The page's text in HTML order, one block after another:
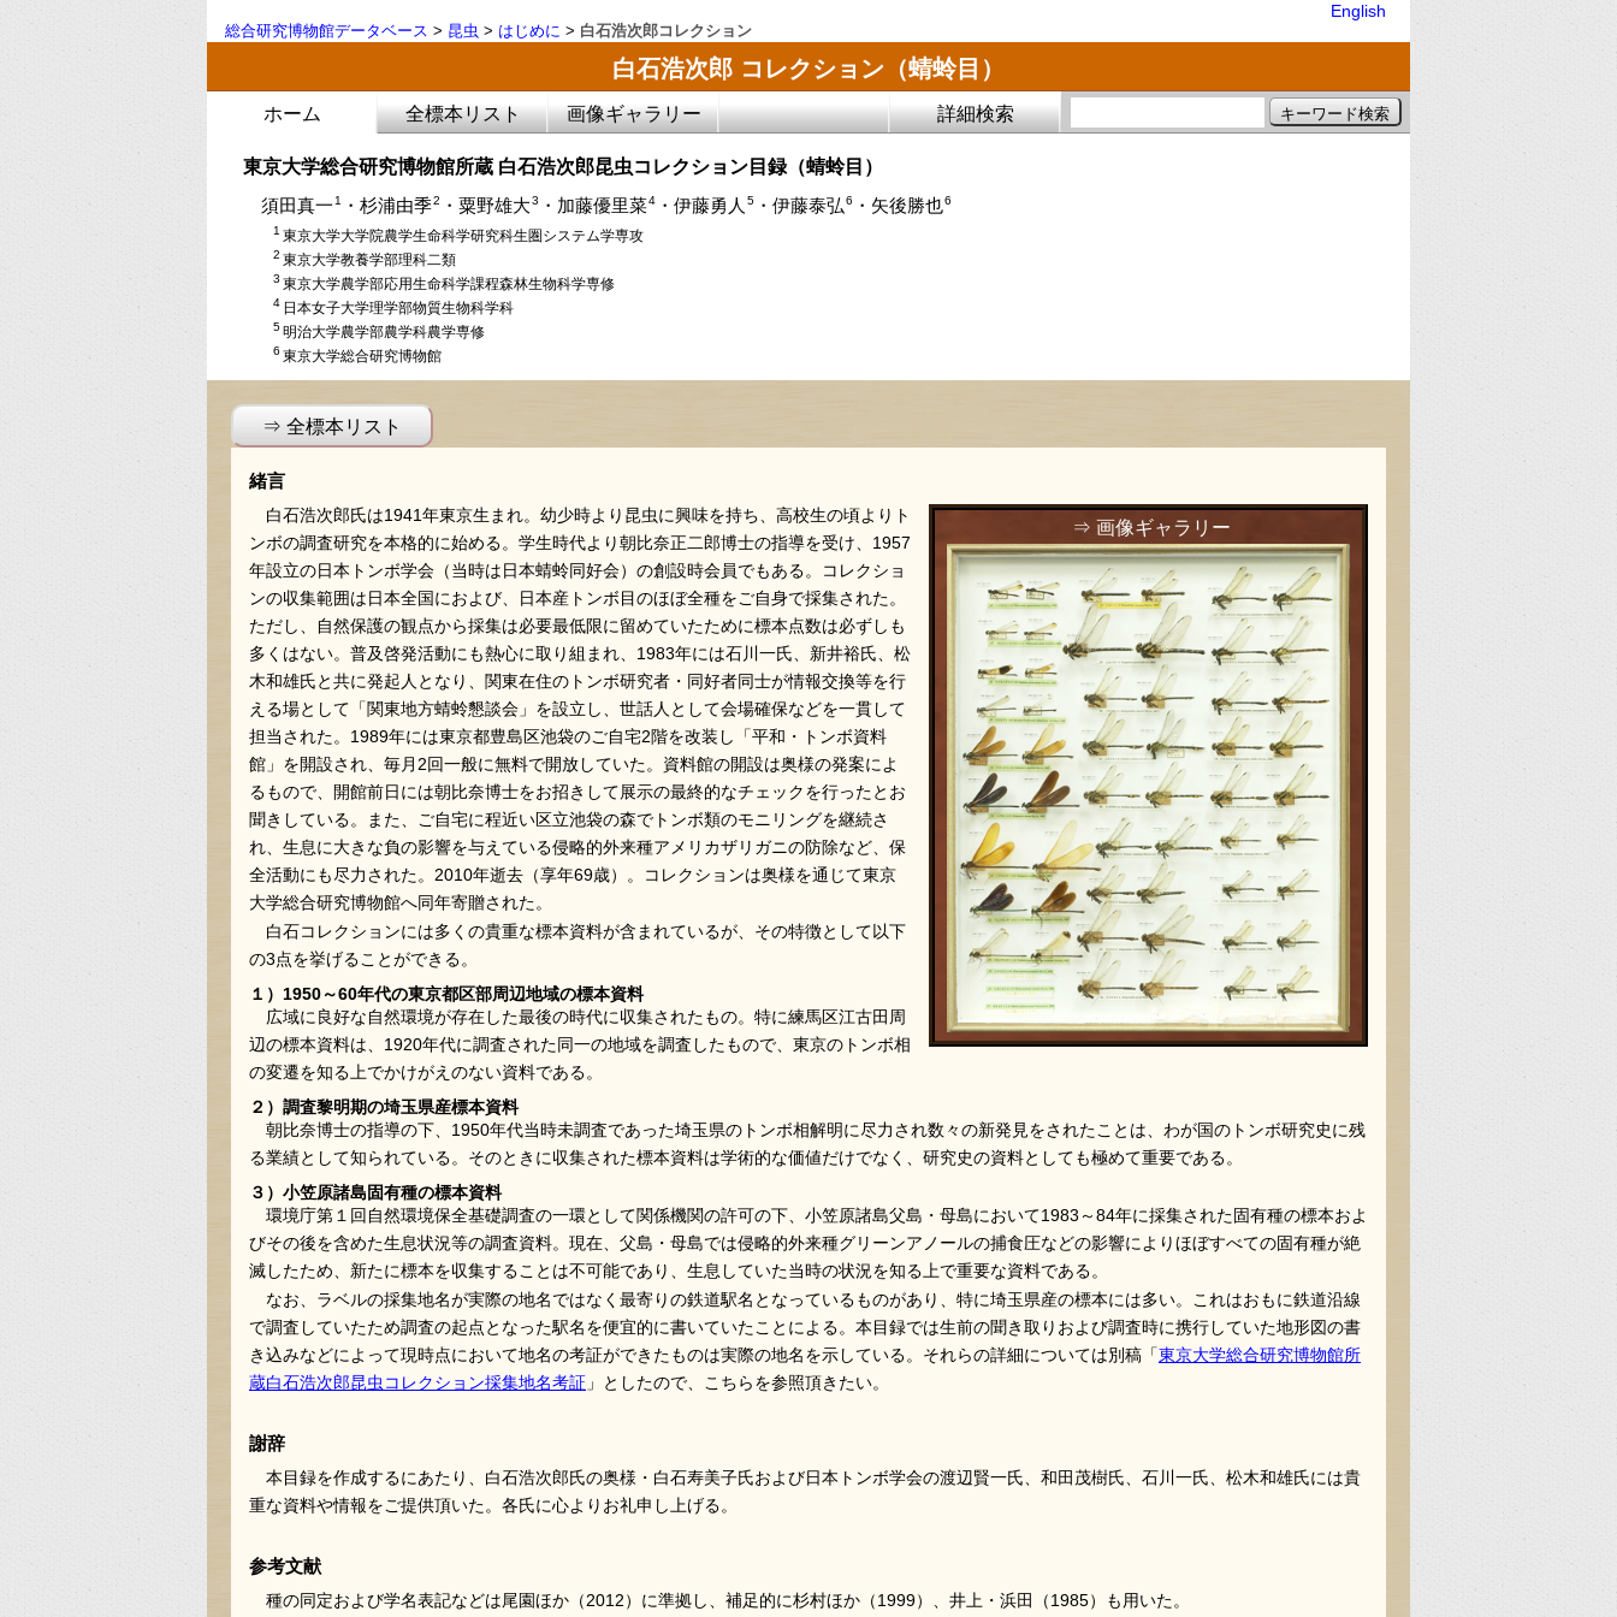
English
総合研究博物館データベース > 昆虫 > はじめに > 白石浩次郎コレクション
白石浩次郎 コレクション（蜻蛉目）
ホーム 全標本リスト 画像ギャラリー 詳細検索
東京大学総合研究博物館所蔵 白石浩次郎昆虫コレクション目録（蜻蛉目）
須田真一 1 ・杉浦由季2 ・粟野雄大3 ・加藤優里菜4 ・伊藤勇人 5 ・伊藤泰弘6 ・矢後勝也6
1 東京大学大学院農学生命科学研究科生圏システム学専攻
2 東京大学教養学部理科二類
3 東京大学農学部応用生命科学課程森林生物科学専修
4 日本女子大学理学部物質生物科学科
5明治大学農学部農学科農学専修
6 東京大学総合研究博物館
⇒ 全標本リスト
緒言
⇒ 画像ギャラリー
白石浩次郎氏は1941年東京生まれ。幼少時より昆虫に興味を持ち、高校生の頃よりト
ンボの調査研究を本格的に始める。学生時代より朝比奈正二郎博士の指導を受け、1957
年設立の日本トンボ学会（当時は日本蜻蛉同好会）の創設時会員でもある。コレクショ
ンの収集範囲は日本全国におよび、日本産トンボ目のほぼ全種をご自身で採集された。
ただし、自然保護の観点から採集は必要最低限に留めていたために標本点数は必ずしも
多くはない。普及啓発活動にも熱心に取り組まれ、1983年には石川一氏、新井裕氏、松
木和雄氏と共に発起人となり、関東在住のトンボ研究者・同好者同士が情報交換等を行
える場として「関東地方蜻蛉懇談会」を設立し、世話人として会場確保などを一貫して
担当された。1989年には東京都豊島区池袋のご自宅2階を改装し「平和・トンボ資料
館」を開設され、毎月2回一般に無料で開放していた。資料館の開設は奥様の発案によ
るもので、開館前日には朝比奈博士をお招きして展示の最終的なチェックを行ったとお
聞きしている。また、ご自宅に程近い区立池袋の森でトンボ類のモニリングを継続さ
れ、生息に大きな負の影響を与えている侵略的外来種アメリカザリガニの防除など、保
全活動にも尽力された。2010年逝去（享年69歳）。コレクションは奥様を通じて東京
大学総合研究博物館へ同年寄贈された。
白石コレクションには多くの貴重な標本資料が含まれているが、その特徴として以下
の3点を挙げることができる。
１）1950～60年代の東京都区部周辺地域の標本資料
広域に良好な自然環境が存在した最後の時代に収集されたもの。特に練馬区江古田周
辺の標本資料は、1920年代に調査された同一の地域を調査したもので、東京のトンボ相
の変遷を知る上でかけがえのない資料である。
２）調査黎明期の埼玉県産標本資料
朝比奈博士の指導の下、1950年代当時未調査であった埼玉県のトンボ相解明に尽力され数々の新発見をされたことは、わが国のトンボ研究史に残
る業績として知られている。そのときに収集された標本資料は学術的な価値だけでなく、研究史の資料としても極めて重要である。
３）小笠原諸島固有種の標本資料
環境庁第１回自然環境保全基礎調査の一環として関係機関の許可の下、小笠原諸島父島・母島において1983～84年に採集された固有種の標本およ
びその後を含めた生息状況等の調査資料。現在、父島・母島では侵略的外来種グリーンアノールの捕食圧などの影響によりほぼすべての固有種が絶
滅したため、新たに標本を収集することは不可能であり、生息していた当時の状況を知る上で重要な資料である。
なお、ラベルの採集地名が実際の地名ではなく最寄りの鉄道駅名となっているものがあり、特に埼玉県産の標本には多い。これはおもに鉄道沿線
で調査していたため調査の起点となった駅名を便宜的に書いていたことによる。本目録では生前の聞き取りおよび調査時に携行していた地形図の書
き込みなどによって現時点において地名の考証ができたものは実際の地名を示している。それらの詳細については別稿「東京大学総合研究博物館所
蔵白石浩次郎昆虫コレクション採集地名考証 」としたので、こちらを参照頂きたい。
謝辞
本目録を作成するにあたり、白石浩次郎氏の奥様・白石寿美子氏および日本トンボ学会の渡辺賢一氏、和田茂樹氏、石川一氏、松木和雄氏には貴
重な資料や情報をご提供頂いた。各氏に心よりお礼申し上げる。
参考文献
種の同定および学名表記などは尾園ほか（2012）に準拠し、補足的に杉村ほか（1999）、井上・浜田（1985）も用いた。